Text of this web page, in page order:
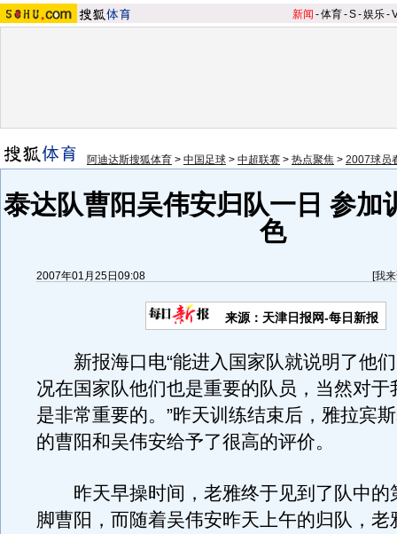
新闻 -体育-S-娱乐-
阿迪达斯搜狐体育 > 中国足球 > 中超联赛 > 热点聚焦 > 2007球员
泰达队曹阳吴伟安归队一日 参加
色
2007年01月25日09:08 [我
来源：天津日报网-每日新报
新报海口电“能进入国家队就说明了他们
况在国家队他们也是重要的队员，当然对于
是非常重要的。”昨天训练结束后，雅拉宾
的曹阳和吴伟安给予了很高的评价。
昨天早操时间，老雅终于见到了队中的
脚曹阳，而随着吴伟安昨天上午的归队，老